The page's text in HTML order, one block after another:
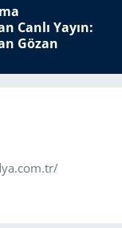
Canlı Yayın:
Gözan